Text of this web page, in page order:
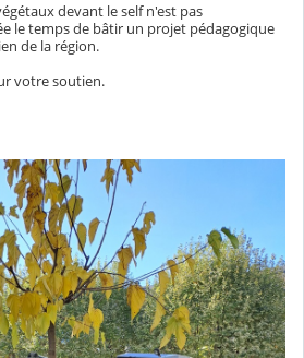
devant le self n'est pas
le temps de bâtir un projet pédagogique
de la région.
votre soutien.